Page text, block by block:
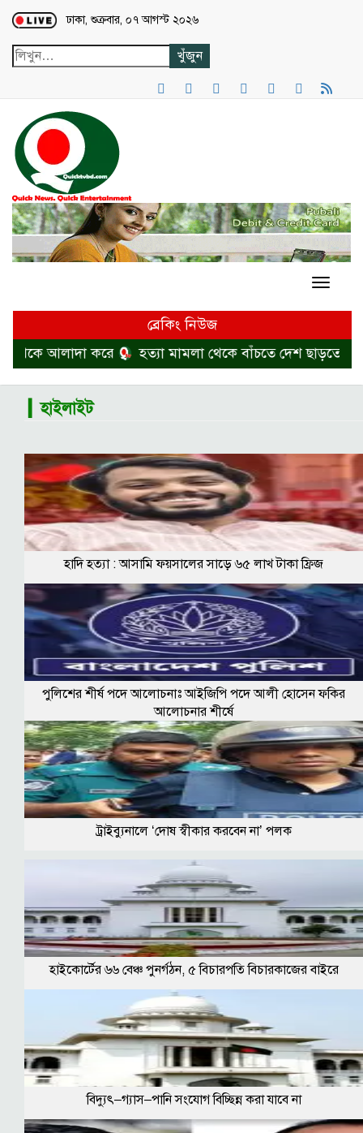
Loading...
ঢাকা, শুক্রবার, ০৭ আগস্ট ২০২৬
ব্রেকিং নিউজ
আলাদা করে
হত্যা মামলা থেকে বাঁচতে দেশ ছাড়তে
▎হাইলাইট
হাদি হত্যা : আসামি ফয়সালের সাড়ে ৬৫ লাখ টাকা ফ্রিজ
পুলিশের শীর্ষ পদে আলোচনাঃ আইজিপি পদে আলী হোসেন ফকির
আলোচনার শীর্ষে
ট্রাইব্যুনালে ‘দোষ স্বীকার করবেন না’ পলক
হাইকোর্টের ৬৬ বেঞ্চ পুনর্গঠন, ৫ বিচারপতি বিচারকাজের বাইরে
বিদ্যুৎ–গ্যাস–পানি সংযোগ বিচ্ছিন্ন করা যাবে না